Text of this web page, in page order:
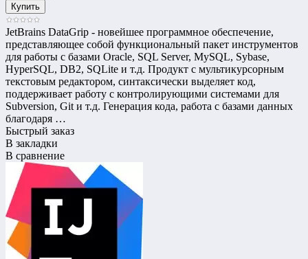
JetBrains DataGrip - новейшее программное обеспечение,
представляющее собой функциональный пакет инструментов
для работы с базами Oracle, SQL Server, MySQL, Sybase,
HyperSQL, DB2, SQLite и т.д. Продукт с мультикурсорным
текстовым редактором, синтаксически выделяет код,
поддерживает работу с контролирующими системами для
Subversion, Git и т.д. Генерация кода, работа с базами данных
благодаря …
Быстрый заказ
В закладки
В сравнение